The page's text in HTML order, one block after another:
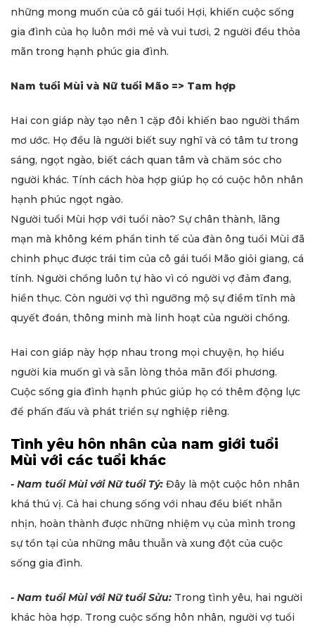
những mong muốn của cô gái tuổi Hợi, khiến cuộc sống
gia đình của họ luôn mới mẻ và vui tươi, 2 người đều thỏa
mãn trong hạnh phúc gia đình.
Nam tuổi Mùi và Nữ tuổi Mão => Tam hợp
Hai con giáp này tạo nên 1 cặp đôi khiến bao người thầm
mơ ước. Họ đều là người biết suy nghĩ và có tâm tư trong
sáng, ngọt ngào, biết cách quan tâm và chăm sóc cho
người khác. Tính cách hòa hợp giúp họ có cuộc hôn nhân
hạnh phúc ngọt ngào.
Người tuổi Mùi hợp với tuổi nào? Sự chân thành, lãng
mạn mà không kém phần tinh tế của đàn ông tuổi Mùi đã
chinh phục được trái tim của cô gái tuổi Mão giỏi giang, cá
tính. Người chồng luôn tự hào vì có người vợ đảm đang,
hiền thục. Còn người vợ thì ngưỡng mộ sự điềm tĩnh mà
quyết đoán, thông minh mà linh hoạt của người chồng.
Hai con giáp này hợp nhau trong mọi chuyện, họ hiểu
người kia muốn gì và sẵn lòng thỏa mãn đối phương.
Cuộc sống gia đình hạnh phúc giúp họ có thêm động lực
để phấn đấu và phát triển sự nghiệp riêng.
Tình yêu hôn nhân của nam giới tuổi
Mùi với các tuổi khác
- Nam tuổi Mùi với Nữ tuổi Tý: Đây là một cuộc hôn nhân
khá thú vị. Cả hai chung sống với nhau đều biết nhẫn
nhịn, hoàn thành được những nhiệm vụ của mình trong
sự tồn tại của những mâu thuẫn và xung đột của cuộc
sống gia đình.
- Nam tuổi Mùi với Nữ tuổi Sửu: Trong tình yêu, hai người
khác hòa hợp. Trong cuộc sống hôn nhân, người vợ tuổi